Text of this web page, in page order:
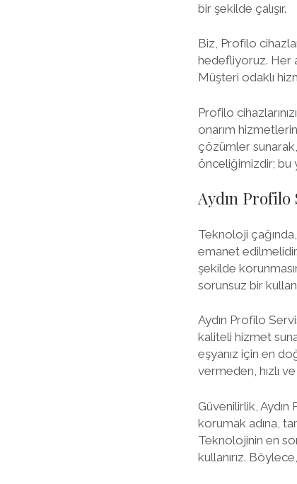
bir şekilde çalışır.
Biz, Profilo
hedefliyoruz. Her
Müşteri odaklı
Profilo
onarım
çözümler sunarak,
önceliğimizdir; bu
Aydın
Teknoloji
emanet
şekilde
sorunsuz bir
Aydın Profilo
kaliteli hizmet
eşyanız için en
vermeden, hızlı
Güvenilirlik,
korumak adına,
Teknolojinin en
kullanırız.